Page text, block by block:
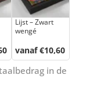
Lijst – Zwart
wengé
vanaf €10,60
in de